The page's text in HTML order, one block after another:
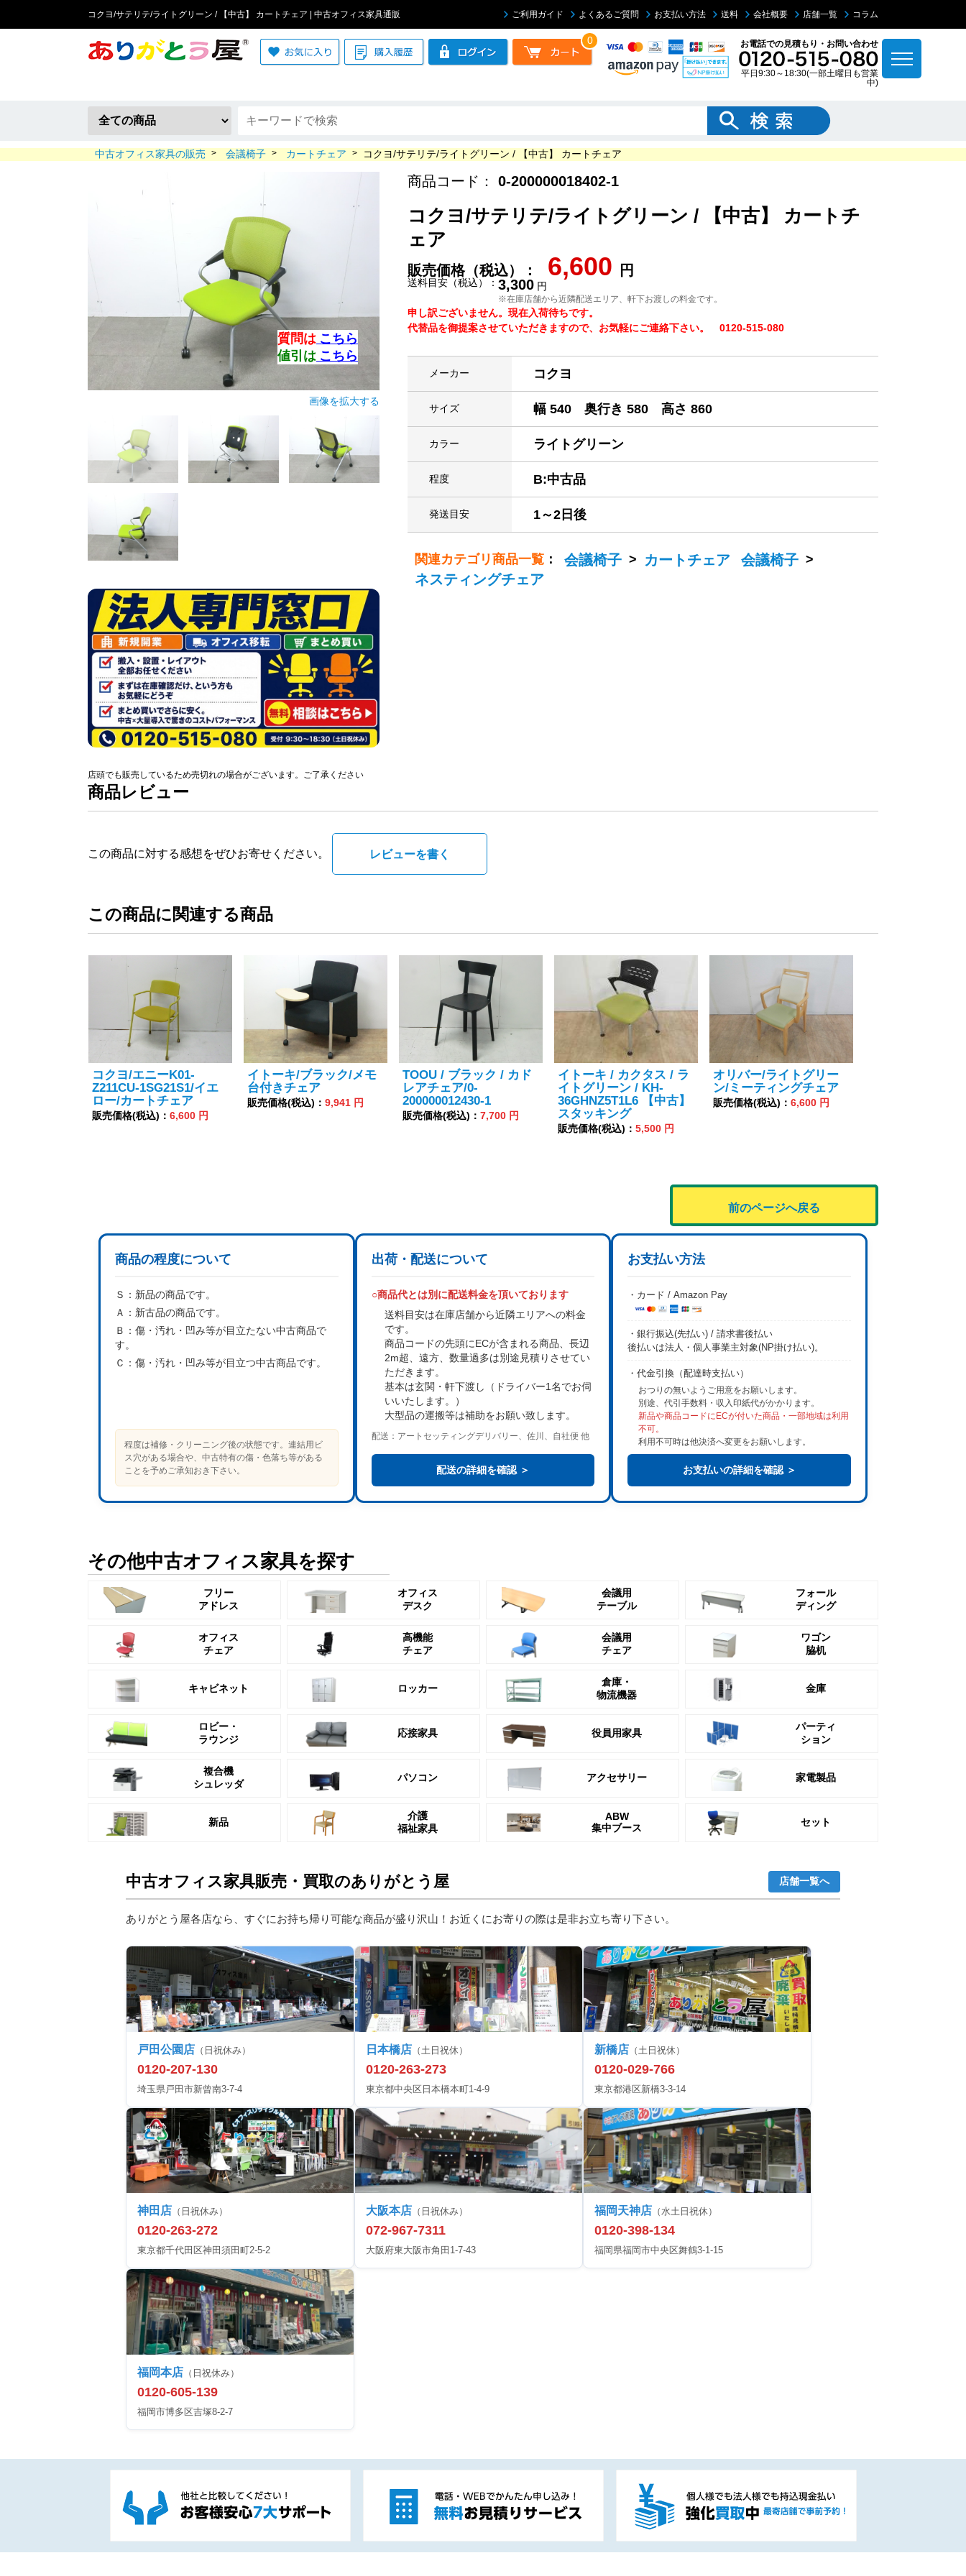
コクヨ/サテリテ/ライトグリーン / 【中古】 カートチェア | 中古オフィス家具通販 ご利用ガイド よくあるご質問 お支払い方法 送料 会社概要 店舗一覧 コラム
0 お電話での見積もり・お問い合わせ
平日9:30～18:30(一部土曜日も営業
中)
中古オフィス家具の販売 > 会議椅子 > カートチェア > コクヨ/サテリテ/ライトグリーン / 【中古】 カートチェア
質問は こちら
値引は こちら
画像を拡大する
商品コード： 0-200000018402-1
コクヨ/サテリテ/ライトグリーン / 【中古】 カートチ
ェア
販売価格（税込）： 6,600 円
送料目安（税込）： 3,300 円
※在庫店舗から近隣配送エリア、軒下お渡しの料金です。
申し訳ございません。現在入荷待ちです。
代替品を御提案させていただきますので、お気軽にご連絡下さい。 0120-515-080
メーカー コクヨ
サイズ 幅 540 奥行き 580 高さ 860
カラー ライトグリーン
程度 B:中古品
発送目安 1～2日後
関連カテゴリ商品一覧 ： 会議椅子 > カートチェア 会議椅子 >
ネスティングチェア
店頭でも販売しているため売切れの場合がございます。ご了承ください
商品レビュー
この商品に対する感想をぜひお寄せください。 レビューを書く
この商品に関連する商品
コクヨ/エニーK01-
Z211CU-1SG21S1/イエ
ロー/カートチェア
販売価格(税込)： 6,600 円
イトーキ/ブラック/メモ
台付きチェア
販売価格(税込)： 9,941 円
TOOU / ブラック / カド
レアチェア/0-
200000012430-1
販売価格(税込)： 7,700 円
イトーキ / カクタス / ラ
イトグリーン / KH-
36GHNZ5T1L6 【中古】
スタッキング
販売価格(税込)： 5,500 円
オリバー/ライトグリー
ン/ミーティングチェア
販売価格(税込)： 6,600 円
前のページへ戻る
商品の程度について
Ｓ： 新品の商品です。
Ａ： 新古品の商品です。
Ｂ： 傷・汚れ・凹み等が目立たない中古商品で
す。
Ｃ： 傷・汚れ・凹み等が目立つ中古商品です。
程度は補修・クリーニング後の状態です。連結用ビ
ス穴がある場合や、中古特有の傷・色落ち等がある
ことを予めご承知おき下さい。
出荷・配送について
○商品代とは別に配送料金を頂いております
送料目安は在庫店舗から近隣エリアへの料金
です。
商品コードの先頭にECが含まれる商品、長辺
2m超、遠方、数量過多は別途見積り させてい
ただきます。
基本は玄関・軒下渡し
（ドライバー1名でお伺
いいたします。）
大型品の運搬等は補助をお願い致します。
配送：アートセッティングデリバリー、佐川、自社便 他
配送の詳細を確認 ＞
お支払い方法
・カード / Amazon Pay
・銀行振込(先払い) / 請求書後払い
後払いは法人・個人事業主対象(NP掛け払い)。
・代金引換（配達時支払い）
おつりの無いようご用意をお願いします。
別途、代引手数料・収入印紙代がかかります。
新品や商品コードにECが付いた商品・一部地域は利用
不可。
利用不可時は他決済へ変更をお願いします。
お支払いの詳細を確認 ＞
その他中古オフィス家具を探す
フリー
アドレス
オフィス
デスク
会議用
テーブル
フォール
ディング
オフィス
チェア
高機能
チェア
会議用
チェア
ワゴン
脇机
キャビネット ロッカー
倉庫・
物流機器
金庫
ロビー・
ラウンジ
応接家具 役員用家具
パーティ
ション
複合機
シュレッダ
パソコン アクセサリー 家電製品
新品
介護
福祉家具
ABW
集中ブース
セット
中古オフィス家具販売・買取のありがとう屋 店舗一覧へ
ありがとう屋各店なら、すぐにお持ち帰り可能な商品が盛り沢山！お近くにお寄りの際は是非お立ち寄り下さい。
戸田公園店 （日祝休み）
0120-207-130
埼玉県戸田市新曾南3-7-4
日本橋店 （土日祝休）
0120-263-273
東京都中央区日本橋本町1-4-9
新橋店 （土日祝休）
0120-029-766
東京都港区新橋3-3-14
神田店 （日祝休み）
0120-263-272
東京都千代田区神田須田町2-5-2
大阪本店 （日祝休み）
072-967-7311
大阪府東大阪市角田1-7-43
福岡天神店 （水土日祝休）
0120-398-134
福岡県福岡市中央区舞鶴3-1-15
福岡本店 （日祝休み）
0120-605-139
福岡市博多区吉塚8-2-7